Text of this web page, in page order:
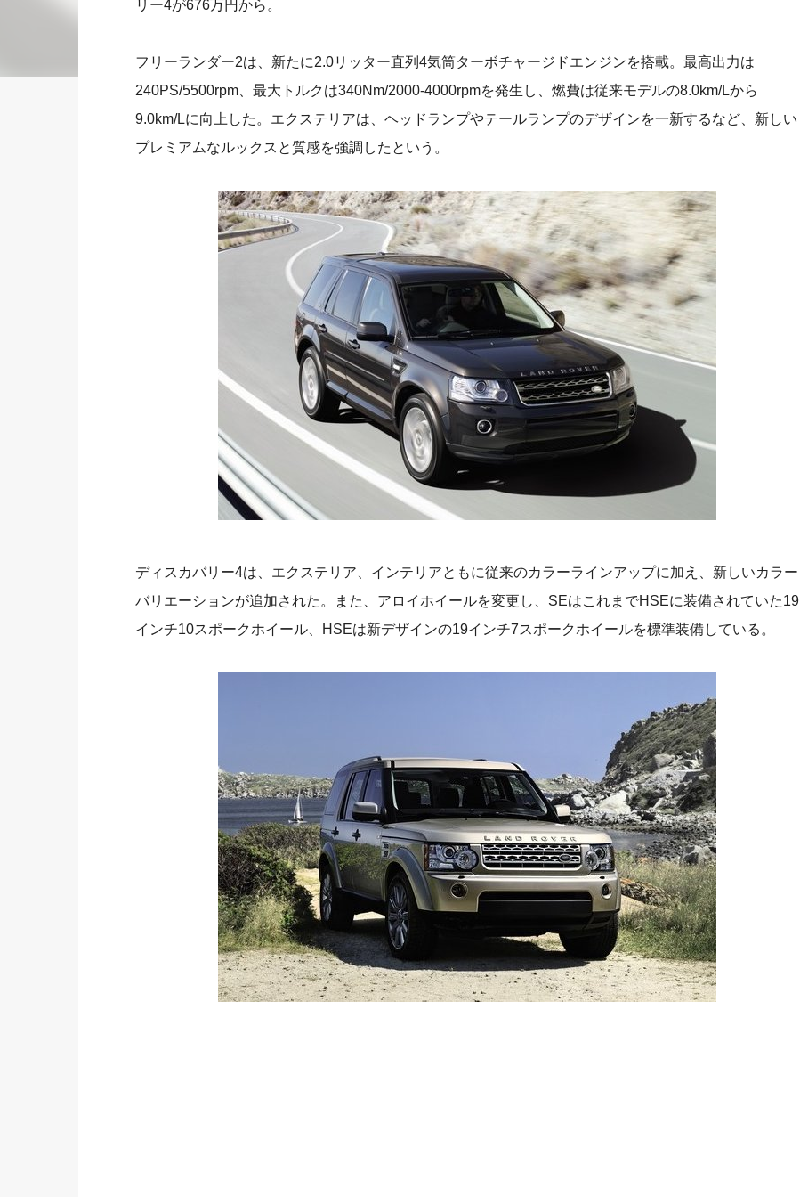
リー4が676万円から。
フリーランダー2は、新たに2.0リッター直列4気筒ターボチャージドエンジンを搭載。最高出力は
240PS/5500rpm、最大トルクは340Nm/2000-4000rpmを発生し、燃費は従来モデルの8.0km/Lから
9.0km/Lに向上した。エクステリアは、ヘッドランプやテールランプのデザインを一新するなど、新しい
プレミアムなルックスと質感を強調したという。
ディスカバリー4は、エクステリア、インテリアともに従来のカラーラインアップに加え、新しいカラー
バリエーションが追加された。また、アロイホイールを変更し、SEはこれまでHSEに装備されていた19
インチ10スポークホイール、HSEは新デザインの19インチ7スポークホイールを標準装備している。